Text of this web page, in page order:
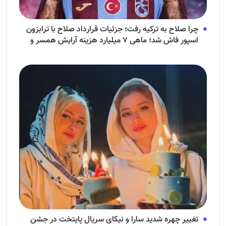
چرا صلاح به ترکیه رفت؛ جزئیات قرارداد صلاح با ترابزون
اسپور فاش شد؛ ماهی ۷ میلیارد هزینه آرایش همسر و
تغییر چهره شدید سارا و نیکای سریال پایتخت در جشن